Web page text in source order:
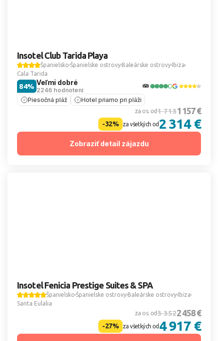
Insotel Club Tarida Playa
Španielsko Španielske ostrovy Baleárske ostrovy Ibiza
Cala Tarida
Veľmi dobré
2246 hodnotení
84%
Piesočná pláž Hotel priamo pri pláži
za os. od1 7131 157 €
-32% za všetkých od2 314 €
Zobraziť detail zájazdu
Insotel Fenicia Prestige Suites & SPA
Španielsko Španielske ostrovy Baleárske ostrovy Ibiza
Santa Eulalia
za os. od3 3522 458 €
-27% za všetkých od 4 917 €